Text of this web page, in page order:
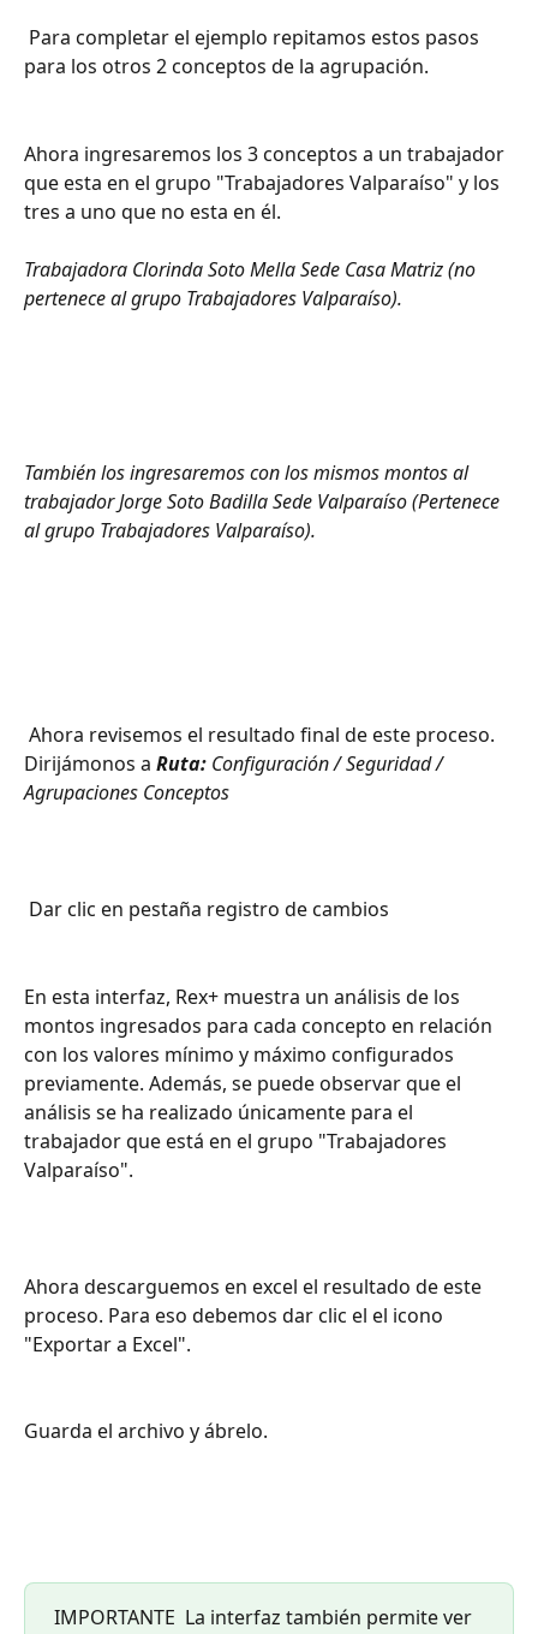
para los otros 2 conceptos de la agrupación.
Ahora ingresaremos los 3 conceptos a un trabajador
que esta en el grupo "Trabajadores Valparaíso" y los
tres a uno que no esta en él.
Trabajadora Clorinda Soto Mella Sede Casa Matriz (no
pertenece al grupo Trabajadores Valparaíso).
También los ingresaremos con los mismos montos al
trabajador Jorge Soto Badilla Sede Valparaíso (Pertenece
al grupo Trabajadores Valparaíso).
Ahora revisemos el resultado final de este proceso.
Dirijámonos a Ruta: Configuración / Seguridad /
Agrupaciones Conceptos
Dar clic en pestaña registro de cambios
En esta interfaz, Rex+ muestra un análisis de los
montos ingresados para cada concepto en relación
con los valores mínimo y máximo configurados
previamente. Además, se puede observar que el
análisis se ha realizado únicamente para el
trabajador que está en el grupo "Trabajadores
Valparaíso".
Ahora descarguemos en excel el resultado de este
proceso. Para eso debemos dar clic el el icono
"Exportar a Excel".
Guarda el archivo y ábrelo.
IMPORTANTE  La interfaz también permite ver